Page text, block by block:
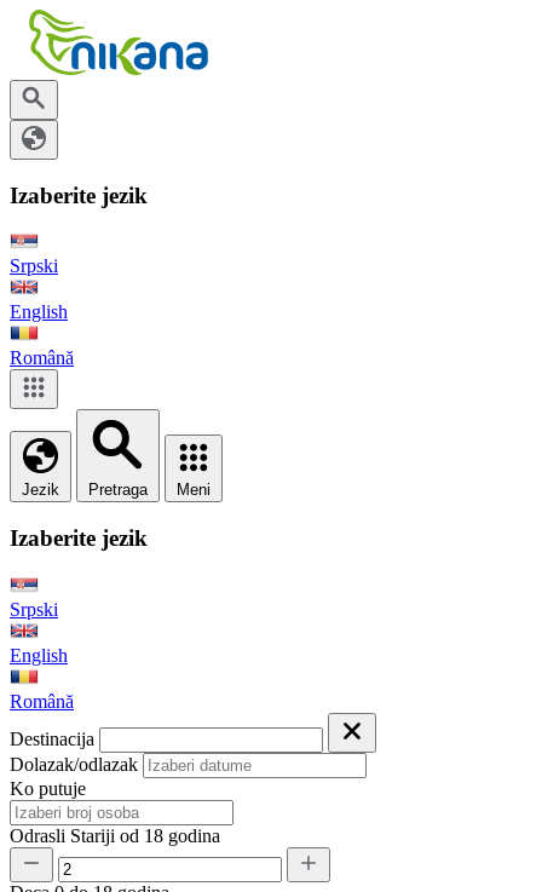
Izaberite jezik
Srpski
English
Română
Jezik Pretraga Meni
Izaberite jezik
Srpski
English
Română
Destinacija
Dolazak/odlazak
Ko putuje
Odrasli Stariji od 18 godina